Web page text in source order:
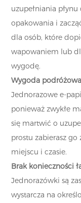
uzupełniania
opakowania i
dla osób, które
wapowaniem lub
wygodę.
Wygoda
Jednorazowe e-
ponieważ zwykłe
się martwić o
prostu zabierasz
miejscu i czasie.
Brak konieczności
Jednorazówki są
wystarcza na